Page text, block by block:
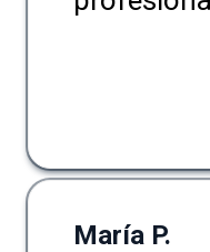
María P.